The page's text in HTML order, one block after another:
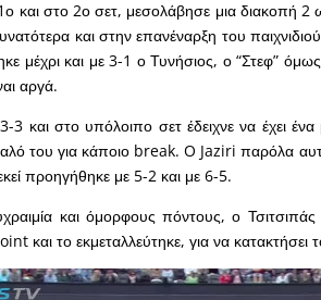
και στο 2ο σετ, μεσολάβησε μια διακοπή 2
και στην επανέναρξη του
μέχρι και με 3-1 ο Τυνήσιος, ο “Στεφ”
αργά.
3 και στο υπόλοιπο σετ έδειχνε να έχει
του για κάποιο break. O Jaziri παρόλα
προηγήθηκε με 5-2 και με 6-5.
και όμορφους πόντους, ο
και το εκμεταλλεύτηκε, για να